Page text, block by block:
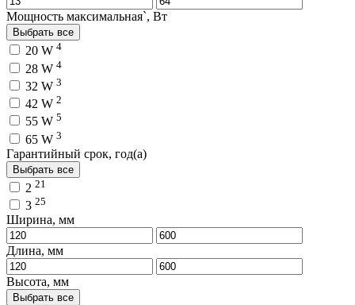
Мощность максимальная`, Вт
Выбрать все
20 W 4
28 W 4
32 W 3
42 W 2
55 W 5
65 W 3
Гарантийный срок, год(а)
Выбрать все
2 21
3 25
Ширина, мм
Длина, мм
Высота, мм
Выбрать все